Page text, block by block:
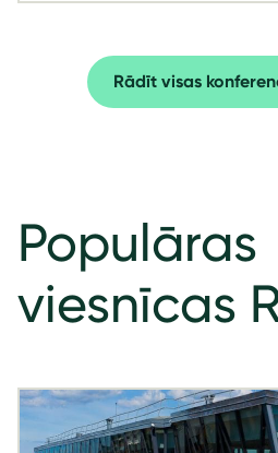
Rādīt visas
Populāras
viesnīcas